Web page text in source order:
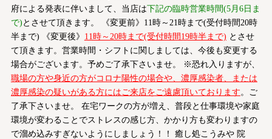
府による発表に伴いまして、当店は下記の臨時営業時間(5月6日ま
で) とさせて頂きます。 《変更前》11時～21時まで(受付時間20時
半まで) 《変更後》 11時～20時まで(受付時間19時半まで) とさせ
て頂きます。営業時間・シフトに関しましては、今後も変更する
場合がございます。予めご了承下さいませ。 ※恐れ入りますが、
職場の方や身近の方がコロナ陽性の場合や、濃厚感染者、または
濃厚感染の疑いがある方にはご来店をご遠慮頂いております。ご
了承下さいませ。 在宅ワークの方が増え、普段と仕事環境や家庭
環境が変わることでストレスの感じ方、かかり方も変わりますの
で溜め込みすぎないようにしましょう！！ 癒し処こうみや 院